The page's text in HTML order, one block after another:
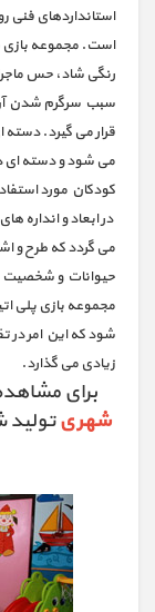
استانداردهای فنی
است. مجموعه بازی
رنگی شاد، حس
سبب سرگرم شدن
قرار می گیرد. دسته
می شود و دسته ای
کودکان مورد
در ابعاد و انداره
می گردد که طرح و
حیوانات و شخصیت
مجموعه بازی پلی
شود که این امر در
زیادی می گذارد.
برای
شهری